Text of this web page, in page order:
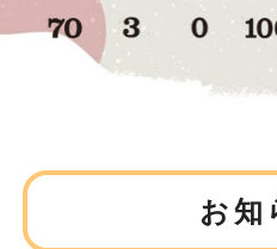
お知